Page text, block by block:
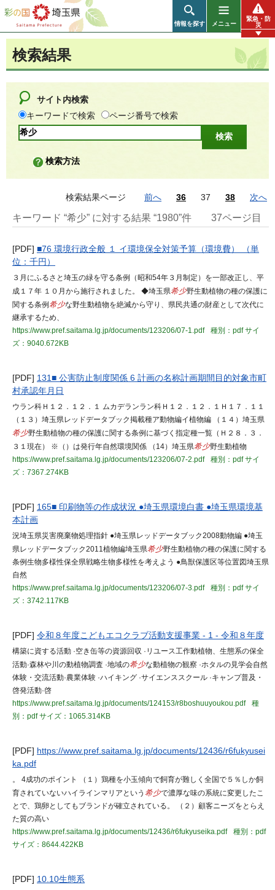
彩の国 埼玉県
情報を探す メニュー
緊急・防
災
検索結果
サイト内検索
キーワードで検索
ページ番号で検索
検索方法
検索結果ページ 前へ 36 37 38 次へ
キーワード “希少” に対する結果 “1980”件 37ページ目
[PDF] ■76 環境行政全般 １ イ環境保全対策予算（環境費） （単
位：千円）
３月にふるさと埼玉の緑を守る条例（昭和54年３月制定）を一部改正し、平
成１７年 １０月から施行されました。 ◆埼玉県希少野生動植物の種の保護に
関する条例希少な野生動植物を絶滅から守り、県民共通の財産として次代に
継承するため、
https://www.pref.saitama.lg.jp/documents/123206/07-1.pdf
種別：pdfサイ
ズ：9040.672KB
[PDF] 131■ 公害防止制度関係 6 計画の名称計画期間目的対象市町
村承認年月日
ウラン科Ｈ１２．１２．１ ムカデランラン科Ｈ１２．１２．１Ｈ１７．１１
（１３）埼玉県レッドデータブック掲載種ア動物編イ植物編 （１４）埼玉県
希少野生動植物の種の保護に関する条例に基づく指定種一覧（Ｈ２８．３．
３１現在） ※（）は発行年自然環境関係 （14）埼玉県希少野生動植物
https://www.pref.saitama.lg.jp/documents/123206/07-2.pdf
種別：pdfサイ
ズ：7367.274KB
[PDF] 165■ 印刷物等の作成状況 ●埼玉県環境白書 ●埼玉県環境基
本計画
況埼玉県災害廃棄物処理指針 ●埼玉県レッドデータブック2008動物編 ●埼玉
県レッドデータブック2011植物編埼玉県希少野生動植物の種の保護に関する
条例生物多様性保全県戦略生物多様性を考えよう ●鳥獣保護区等位置図埼玉県
自然
https://www.pref.saitama.lg.jp/documents/123206/07-3.pdf
種別：pdfサイ
ズ：3742.117KB
[PDF] 令和８年度こどもエコクラブ活動支援事業 - 1 - 令和８年度
構築に資する活動 ·空き缶等の資源回収 ·リユース工作動植物、生態系の保全
活動·森林や川の動植物調査 ·地域の希少な動植物の観察 ·ホタルの見学会自然
体験・交流活動·農業体験 ·ハイキング ·サイエンススクール ·キャンプ普及・
啓発活動·啓
https://www.pref.saitama.lg.jp/documents/124153/r8boshuuyoukou.pdf
種
別：pdfサイズ：1065.314KB
[PDF] https://www.pref.saitama.lg.jp/documents/12436/r6fukyusei
ka.pdf
。 4成功のポイント （１）鶏種を小玉傾向で飼育が難しく全国で５％しか飼
育されていないハイラインマリアという 希少で濃厚な味の系統に変更したこ
とで、鶏卵としてもブランドが確立されている。 （２）顧客ニーズをとらえ
た質の高い
https://www.pref.saitama.lg.jp/documents/12436/r6fukyuseika.pdf
種別：pdf
サイズ：8644.422KB
[PDF] 10.10生態系